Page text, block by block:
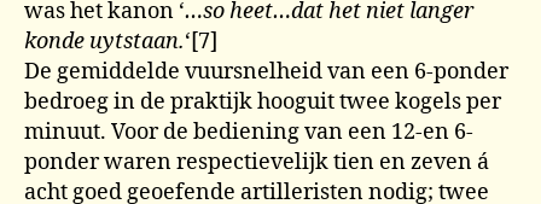
was het kanon ‘…so heet…dat het niet langer
konde uytstaan.‘[7]
De gemiddelde vuursnelheid van een 6-ponder
bedroeg in de praktijk hooguit twee kogels per
minuut. Voor de bediening van een 12-en 6-
ponder waren respectievelijk tien en zeven á
acht goed geoefende artilleristen nodig; twee